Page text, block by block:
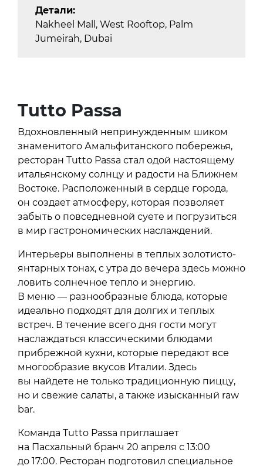
Детали:
Nakheel Mall, West Rooftop, Palm
Jumeirah, Dubai
Tutto Passa
Вдохновленный непринужденным шиком
знаменитого Амальфитанского побережья,
ресторан Tutto Passa стал одой настоящему
итальянскому солнцу и радости на Ближнем
Востоке. Расположенный в сердце города,
он создает атмосферу, которая позволяет
забыть о повседневной суете и погрузиться
в мир гастрономических наслаждений.
Интерьеры выполнены в теплых золотисто-
янтарных тонах, с утра до вечера здесь можно
ловить солнечное тепло и энергию.
В меню — разнообразные блюда, которые
идеально подходят для долгих и теплых
встреч. В течение всего дня гости могут
наслаждаться классическими блюдами
прибрежной кухни, которые передают все
многообразие вкусов Италии. Здесь
вы найдете не только традиционную пиццу,
но и свежие салаты, а также изысканный raw
bar.
Команда Tutto Passa приглашает
на Пасхальный бранч 20 апреля с 13:00
до 17:00. Ресторан подготовил специальное